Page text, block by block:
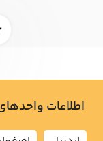
اطلاعات